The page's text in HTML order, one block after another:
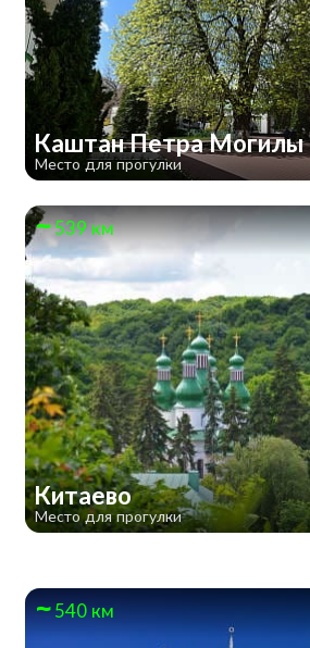
Каштан Петра Могилы
Место для прогулки
539 км
Китаево
Место для прогулки
540 км